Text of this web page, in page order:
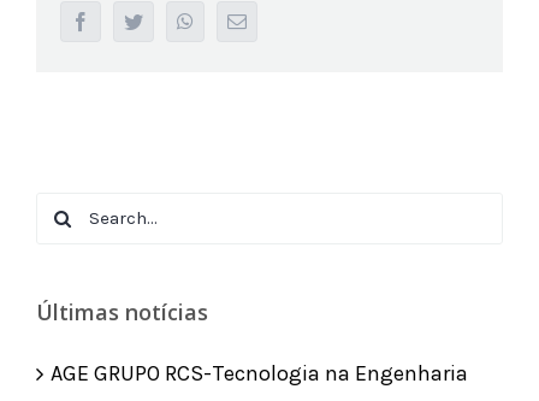
facebooktwitter whatsappEmail
Search
Últimas notícias
AGE GRUPO RCS-Tecnologia na Engenharia